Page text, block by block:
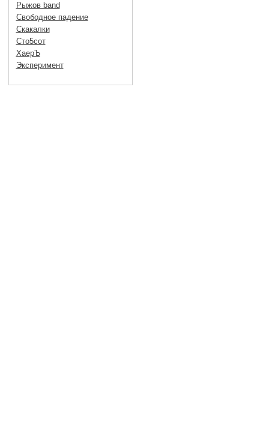
Рыжов band
Свободное падение
Скакалки
Сто5сот
ХаерЪ
Эксперимент